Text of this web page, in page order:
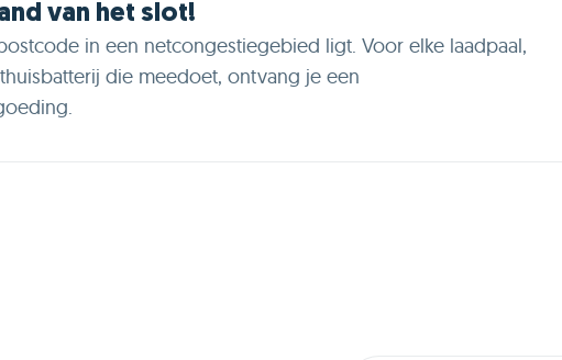
van het slot!
in een netcongestiegebied ligt. Voor elke laadpaal,
die meedoet, ontvang je een